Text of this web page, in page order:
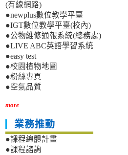
(有線網路)
●newplus數位教學平臺
●IGT數位教學平臺(校內)
●公物維修通報系統(總務處)
●LIVE ABC英語學習系統
●easy test
●校園植物地圖
●粉絲專頁
●空氣品質
more
業務推動
●課程總體計畫
●課程諮詢